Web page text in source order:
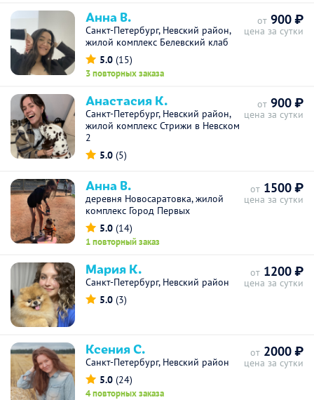
Анна В.
Санкт-Петербург, Невский район,
жилой комплекс Белевский клаб
5.0 (15)
3 повторных заказа
от 900 ₽
цена за сутки
Анастасия К.
Санкт-Петербург, Невский район,
жилой комплекс Стрижи в Невском
2
5.0 (5)
от 900 ₽
цена за сутки
Анна В.
деревня Новосаратовка, жилой
комплекс Город Первых
5.0 (14)
1 повторный заказ
от 1500 ₽
цена за сутки
Мария К.
Санкт-Петербург, Невский район
5.0 (3)
от 1200 ₽
цена за сутки
Ксения С.
Санкт-Петербург, Невский район
5.0 (24)
4 повторных заказа
от 2000 ₽
цена за сутки